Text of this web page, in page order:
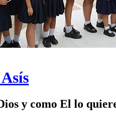
y como El lo